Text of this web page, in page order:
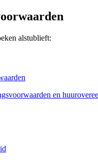
alstublieft:
en